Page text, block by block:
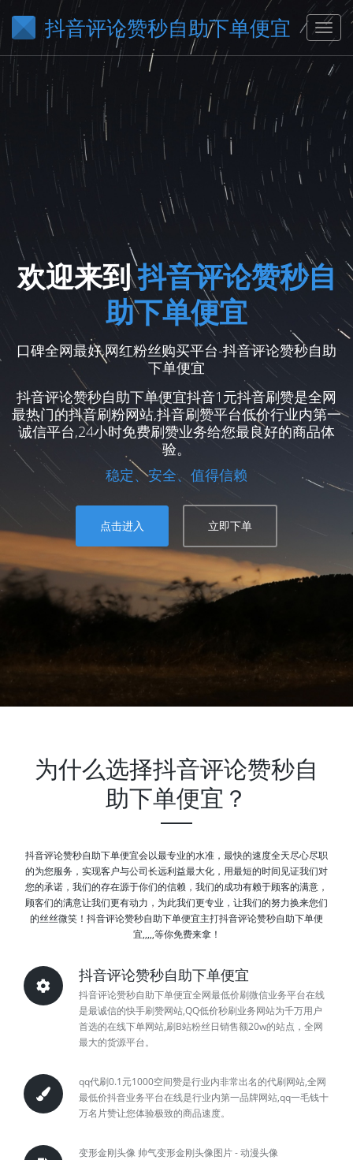
抖音评论赞秒自助下单便宜
欢迎来到抖音评论赞秒自
助下单便宜
口碑全网最好,网红粉丝购买平台-抖音评论赞秒自助
下单便宜
抖音评论赞秒自助下单便宜抖音1元抖音刷赞是全网
最热门的抖音刷粉网站,抖音刷赞平台低价行业内第一
诚信平台,24小时免费刷赞业务给您最良好的商品体
验。
稳定、安全、值得信赖
点击进入 立即下单
为什么选择抖音评论赞秒自
助下单便宜？
抖音评论赞秒自助下单便宜会以最专业的水准，最快的速度全天尽心尽职
的为您服务，实现客户与公司长远利益最大化，用最短的时间见证我们对
您的承诺，我们的存在源于你们的信赖，我们的成功有赖于顾客的满意，
顾客们的满意让我们更有动力，为此我们更专业，让我们的努力换来您们
的丝丝微笑！抖音评论赞秒自助下单便宜主打抖音评论赞秒自助下单便
宜,,,,,等你免费来拿！
抖音评论赞秒自助下单便宜
抖音评论赞秒自助下单便宜全网最低价刷微信业务平台在线
是最诚信的快手刷赞网站,QQ低价秒刷业务网站为千万用户
首选的在线下单网站,刷B站粉丝日销售额20w的站点，全网
最大的货源平台。
qq代刷0.1元1000空间赞是行业内非常出名的代刷网站,全网
最低价抖音业务平台在线是行业内第一品牌网站,qq一毛钱十
万名片赞让您体验极致的商品速度。
变形金刚头像 帅气变形金刚头像图片 - 动漫头像